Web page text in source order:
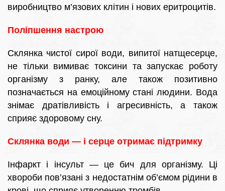
виробництво м’язових клітин і нових еритроцитів.
Поліпшення настрою
Склянка чистої сирої води, випитої натщесерце,
не тільки вимиває токсини та запускає роботу
організму з ранку, але також позитивно
позначається на емоційному стані людини. Вода
знімає дратівливість і агресивність, а також
сприяє здоровому сну.
Склянка води — і серце отримає підтримку
Інфаркт і інсульт — це бич для організму. Ці
хвороби пов’язані з недостатнім об’ємом рідини в